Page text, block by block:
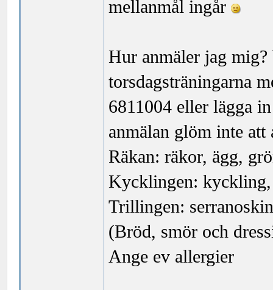
mellanmål ingår
Hur anmäler jag
torsdagsträningarna
6811004 eller lägga
anmälan glöm inte
Räkan: räkor, ägg,
Kycklingen: kyckling,
Trillingen:
(Bröd, smör och
Ange ev allergier